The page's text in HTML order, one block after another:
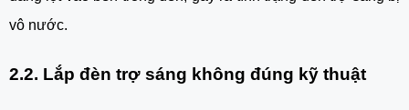
vô nước.
2.2. Lắp đèn trợ sáng không đúng kỹ thuật